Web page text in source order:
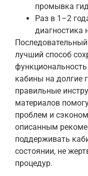
промывка
Раз в 1–2
диагностика
лучший способ
кабины на долгие
правильные
материалов
проблем и
описанным
поддерживать
состоянии, не
процедур.